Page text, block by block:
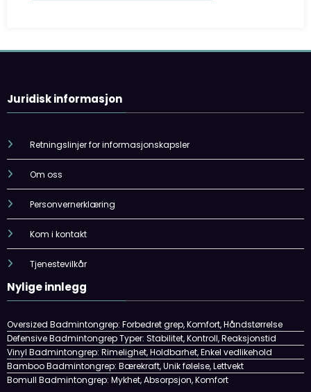
Juridisk informasjon
Retningslinjer for informasjonskapsler
Om oss
Personvernerklæring
Kom i kontakt
Tjenestevilkår
Nylige innlegg
Oversized Badmintongrep: Forbedret grep, Komfort, Håndstørrelse
Defensive Badmintongrep Typer: Stabilitet, Kontroll, Reaksjonstid
Vinyl Badmintongrep: Rimelighet, Holdbarhet, Enkel vedlikehold
Bamboo Badmintongrep: Bærekraft, Unik følelse, Lettvekt
Bomull Badmintongrep: Mykhet, Absorpsjon, Komfort